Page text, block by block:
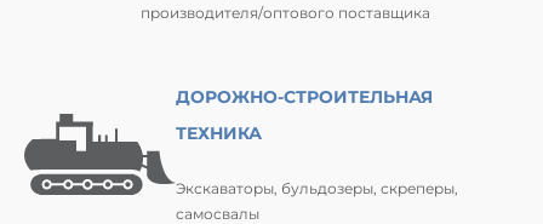
производителя/оптового поставщика
ДОРОЖНО-СТРОИТЕЛЬНАЯ
ТЕХНИКА
Экскаваторы, бульдозеры, скреперы,
самосвалы